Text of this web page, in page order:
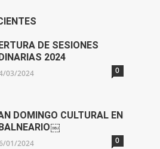
DE SESIONES
2024
03/2024 0
DOMINGO CULTURAL EN
01/2024 0